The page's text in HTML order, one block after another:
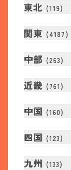
東北 (119)
関東 (4187 )
中部 (263)
近畿 (761 )
中国 (160)
四国 (123)
九州 (133)